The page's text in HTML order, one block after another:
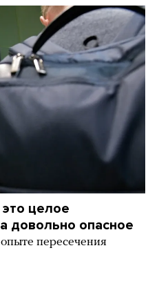
целое
довольно опасное
пересечения